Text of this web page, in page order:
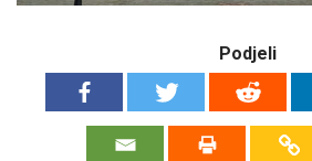
Podjeli